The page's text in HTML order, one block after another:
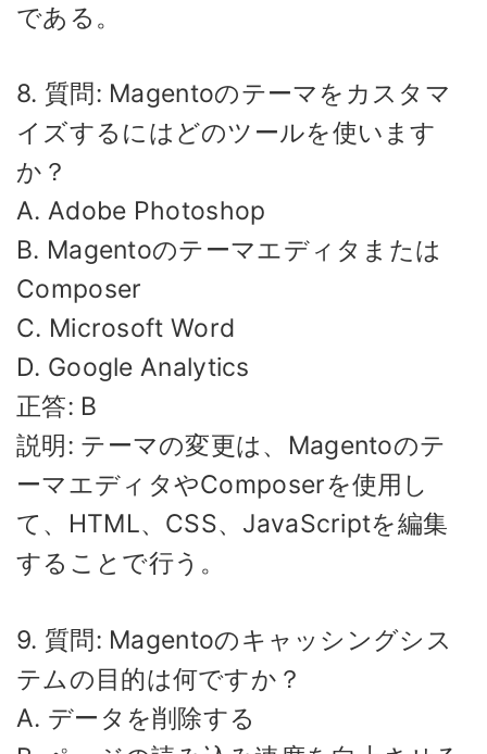
である。
8. 質問: Magentoのテーマをカスタマ
イズするにはどのツールを使います
か？
A. Adobe Photoshop
B. Magentoのテーマエディタまたは
Composer
C. Microsoft Word
D. Google Analytics
正答: B
説明: テーマの変更は、Magentoのテ
ーマエディタやComposerを使用し
て、HTML、CSS、JavaScriptを編集
することで行う。
9. 質問: Magentoのキャッシングシス
テムの目的は何ですか？
A. データを削除する